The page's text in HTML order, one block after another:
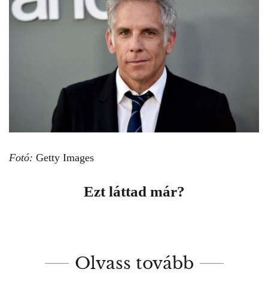
Fotó: Getty Images
Ezt láttad már?
Olvass tovább